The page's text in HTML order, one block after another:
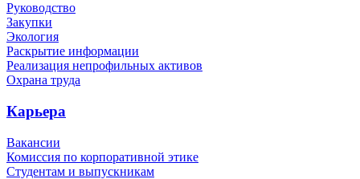
Руководство
Закупки
Экология
Раскрытие информации
Реализация непрофильных активов
Охрана труда
Карьера
Вакансии
Комиссия по корпоративной этике
Студентам и выпускникам